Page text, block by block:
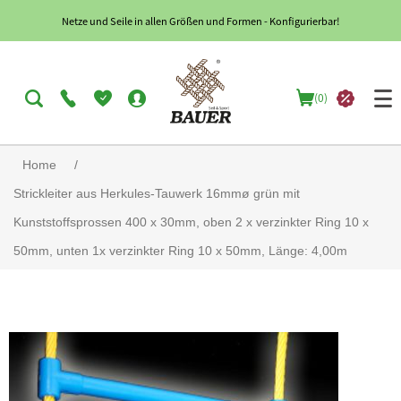
Netze und Seile in allen Größen und Formen - Konfigurierbar!
(0)
Home
/
Strickleiter aus Herkules-Tauwerk 16mmø grün mit
Kunststoffsprossen 400 x 30mm, oben 2 x verzinkter Ring 10 x
50mm, unten 1x verzinkter Ring 10 x 50mm, Länge: 4,00m